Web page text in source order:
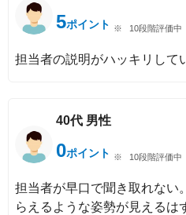
5ポイント 10段階評価中
担当者の説明がハッキリして
40代 男性
0ポイント 10段階評価中
担当者が早口で聞き取れない
らえるような姿勢が見えるは